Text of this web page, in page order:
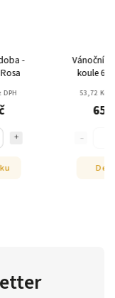
-
Vánoční
koule
53,72 Kč
65